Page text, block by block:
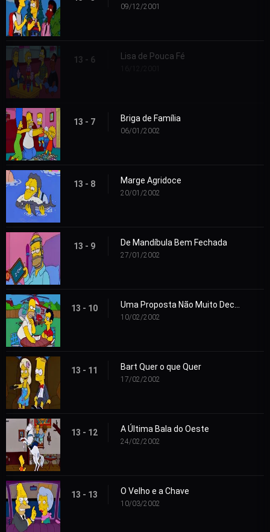
09/12/2001
13 - 6 Lisa de Pouca Fé
13 - 7 Briga de Família
06/01/2002
13 - 8 Marge Agridoce
20/01/2002
13 - 9 De Mandíbula Bem Fechada
27/01/2002
13 - 10
10/02/2002
13 - 11 Bart Quer o que Quer
17/02/2002
13 - 12 A Última Bala do Oeste
24/02/2002
13 - 13 O Velho e a Chave
10/03/2002